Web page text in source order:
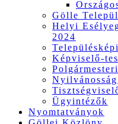
Gölle
Helyi
2024
Képviselő-
Nyilvánosság
Ügyintézők
Nyomtatványok